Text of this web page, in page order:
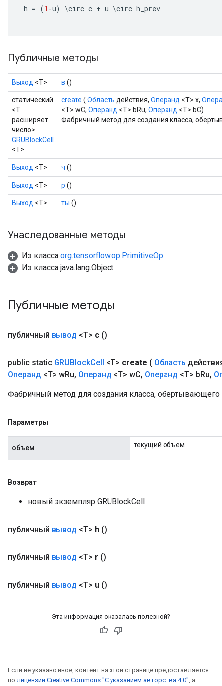
h = (1 -u) \circ c + u \circ h_prev
Публичные методы
Выход <Т> в ()
статический
<T
расширяет
число>
GRUBlockCell
<T>
create ( Область действия, Операнд <T> x,
<T> wC, Операнд <T> bRu, Операнд <T> bC)
Фабричный метод для создания класса,
Выход <Т> ч ()
Выход <Т> р ()
Выход <Т> ты ()
Унаследованные методы
Из класса org.tensorflow.op.PrimitiveOp
Из класса java.lang.Object
Публичные методы
публичный вывод <T> c ()
public static GRUBlockCell <T> create ( Область
Операнд <T> wRu, Операнд <T> wC, Операнд <T> bRu,
Фабричный метод для создания класса,
Параметры
объем текущий объем
Возврат
новый экземпляр GRUBlockCell
публичный вывод <T> h ()
публичный вывод <T> r ()
публичный вывод <T> u ()
Эта информация оказалась полезной?
Если не указано иное, контент на этой странице предоставляется
по лицензии Creative Commons "С указанием авторства 4.0", а